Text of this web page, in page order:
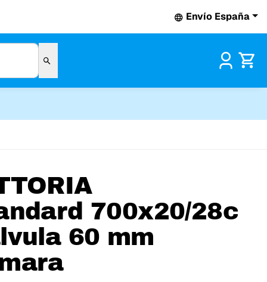
Envío España
700x20/28c
60 mm